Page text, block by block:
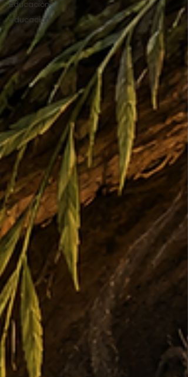
Educación
educación